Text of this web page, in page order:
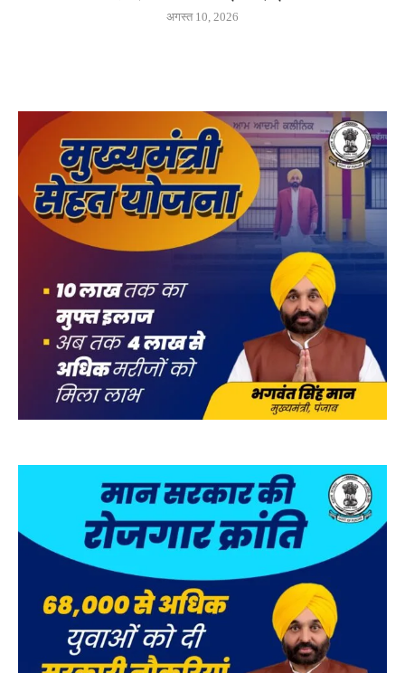
अगस्त 10, 2026